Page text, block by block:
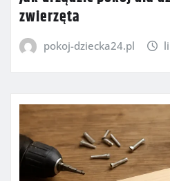
zwierzęta
pokoj-dziecka24.pl